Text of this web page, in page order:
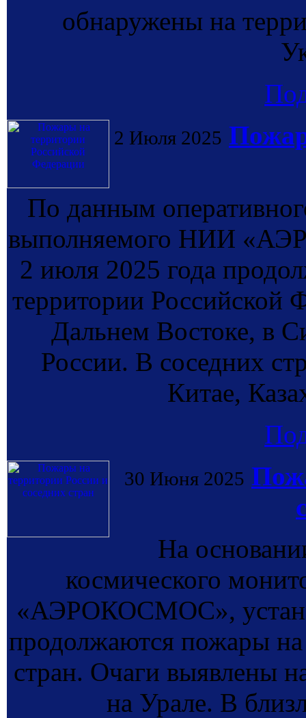
обнаружены на
2 Июля 2025
По данным
выполняемого НИИ
2 июля 2025 года
территории Российской
Дальнем Востоке, в
России. В соседних
Китае,
30 Июня 2025
На
космического
«АЭРОКОСМОС»,
продолжаются пожары
стран. Очаги выявлены
на Урале. В